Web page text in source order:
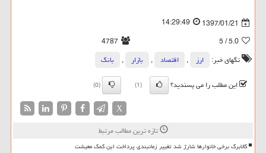
1397/01/21
14:29:49
5.0
/ 5
4787
تگهای خبر:
ارز , اقتصاد , بازار ,
بانك
این مطلب را می پسندید؟
(1)
(0)
X
تازه ترین مطالب مرتبط
کالابرگ برخی خانوارها شارژ شد تغییر زمانبندی پرداخت این کمک معیشت